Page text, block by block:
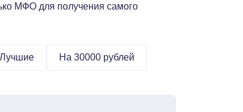
МФО для получения самого
Лучшие На 30000 рублей